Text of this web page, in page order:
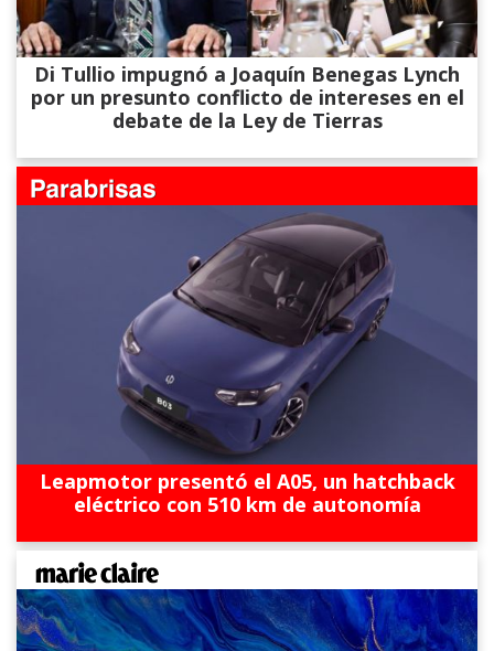
Di Tullio impugnó a Joaquín Benegas Lynch
por un presunto conflicto de intereses en el
debate de la Ley de Tierras
Leapmotor presentó el A05, un hatchback
eléctrico con 510 km de autonomía